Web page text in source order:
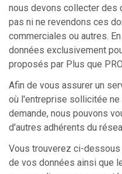
nous devons collecter des
pas ni ne revendons ces
commerciales ou autres.
données exclusivement
proposés par Plus que
Afin de vous assurer un
où l'entreprise sollicitée ne
demande, nous pouvons
d'autres adhérents du
Vous trouverez ci-
de vos données ainsi que